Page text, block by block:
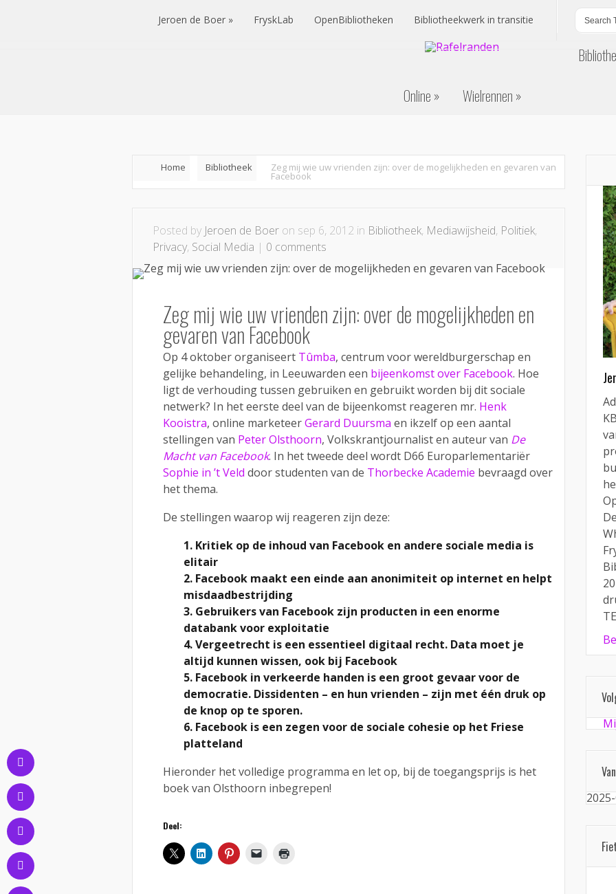
Jeroen de Boer FryskLab OpenBibliotheken Bibliotheekwerk in transitie
Online Wielrennen
Home Bibliotheek Zeg mij wie uw vrienden zijn: over de mogelijkheden en gevaren van
Facebook
Posted by Jeroen de Boer on sep 6, 2012 in Bibliotheek, Mediawijsheid, Politiek,
Privacy, Social Media | 0 comments
Zeg mij wie uw vrienden zijn: over de mogelijkheden en
gevaren van Facebook
Op 4 oktober organiseert Tûmba, centrum voor wereldburgerschap en
gelijke behandeling, in Leeuwarden een bijeenkomst over Facebook. Hoe
ligt de verhouding tussen gebruiken en gebruikt worden bij dit sociale
netwerk? In het eerste deel van de bijeenkomst reageren mr. Henk
Kooistra, online marketeerGerard Duursma en ikzelf op een aantal
stellingen van Peter Olsthoorn, Volkskrantjournalist en auteur van De
Macht van Facebook. In het tweede deel wordt D66 Europarlementariër
Sophie in ’t Veld door studenten van de Thorbecke Academie bevraagd over
het thema.
De stellingen waarop wij reageren zijn deze:
1. Kritiek op de inhoud van Facebook en andere sociale media is
elitair
2. Facebook maakt een einde aan anonimiteit op internet en helpt
misdaadbestrijding
3. Gebruikers van Facebook zijn producten in een enorme
databank voor exploitatie
4. Vergeetrecht is een essentieel digitaal recht. Data moet je
altijd kunnen wissen, ook bij Facebook
5. Facebook in verkeerde handen is een groot gevaar voor de
democratie. Dissidenten – en hun vrienden – zijn met één druk op
de knop op te sporen.
6. Facebook is een zegen voor de sociale cohesie op het Friese
platteland
Hieronder het volledige programma en let op, bij de toegangsprijs is het
boek van Olsthoorn inbegrepen!
Deel: